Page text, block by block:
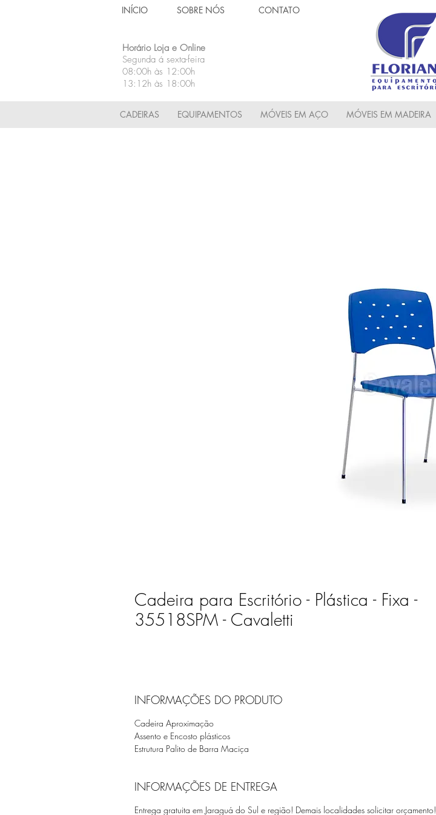
INÍCIO SOBRE NÓS CONTATO
Horário Loja e Online
Segunda á sexta-feira
08:00h às 12:00h
13:12h às 18:00h
CADEIRAS EQUIPAMENTOS MÓVEIS EM AÇO MÓVEIS EM MADEIRA
Cadeira para Escritório - Plástica - Fixa -
35518SPM - Cavaletti
INFORMAÇÕES DO PRODUTO
Cadeira Aproximação
Assento e Encosto plásticos
Estrutura Palito de Barra Maciça
INFORMAÇÕES DE ENTREGA
Entrega gratuita em Jaraguá do Sul e região! Demais localidades solicitar orçamento!